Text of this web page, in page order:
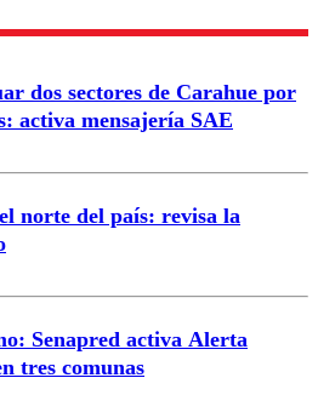
Enviar comentario
dos sectores de Carahue por
activa mensajería SAE
norte del país: revisa la
Senapred activa Alerta
tres comunas